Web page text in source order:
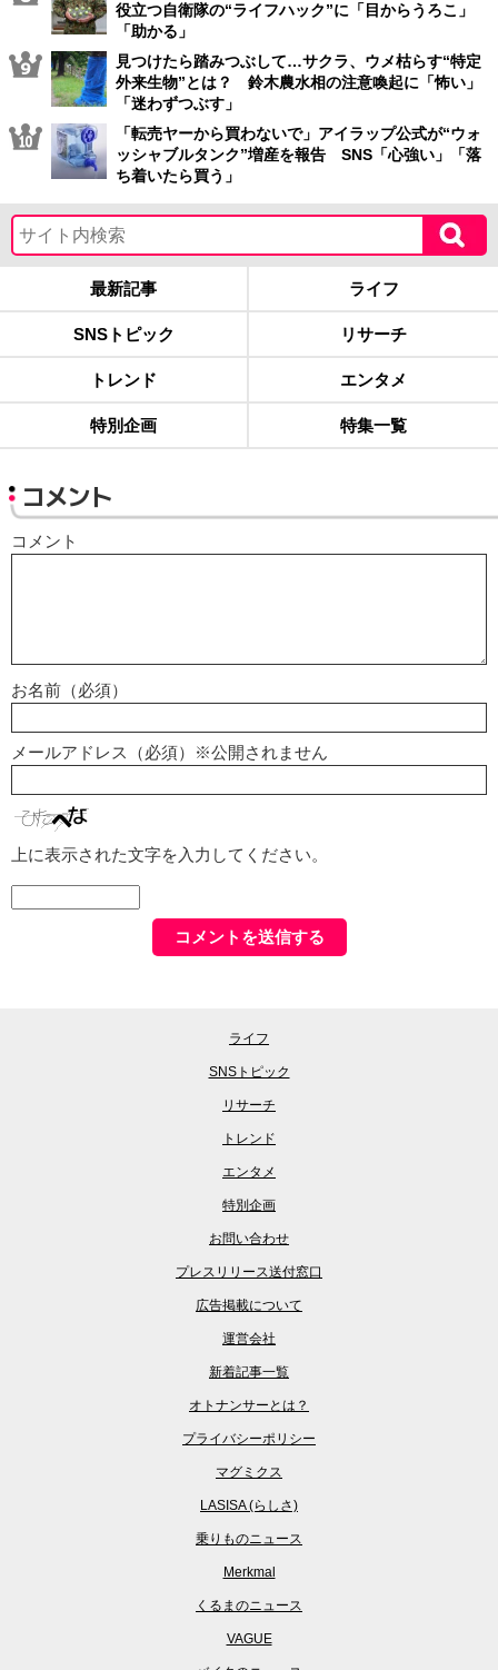
役立つ自衛隊の“ライフハック”に「目からうろこ」
「助かる」
見つけたら踏みつぶして…サクラ、ウメ枯らす“特定
外来生物”とは？ 鈴木農水相の注意喚起に「怖い」
「迷わずつぶす」
「転売ヤーから買わないで」アイラップ公式が“ウォ
ッシャブルタンク”増産を報告 SNS「心強い」「落
ち着いたら買う」
最新記事 ライフ
SNSトピック リサーチ
トレンド エンタメ
特別企画 特集一覧
コメント
コメント
お名前（必須）
メールアドレス（必須）※公開されません
上に表示された文字を入力してください。
ライフ
SNSトピック
リサーチ
トレンド
エンタメ
特別企画
お問い合わせ
プレスリリース送付窓口
広告掲載について
運営会社
新着記事一覧
オトナンサーとは？
プライバシーポリシー
マグミクス
LASISA (らしさ)
乗りものニュース
Merkmal
くるまのニュース
VAGUE